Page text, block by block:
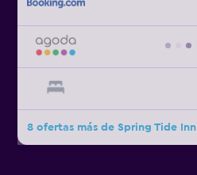
8 ofertas más de Spring Tide Inn